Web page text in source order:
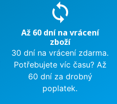
sync
Až 60 dní na vrácení
zboží
30 dní na vrácení zdarma.
Potřebujete víc času? Až
60 dní za drobný
poplatek.